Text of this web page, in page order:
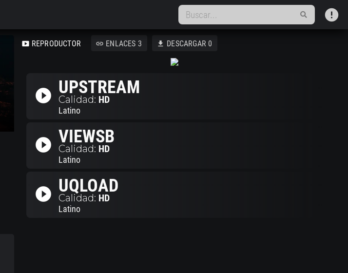
error
smart_display REPRODUCTOR link ENLACES 3 download DESCARGAR 0
play_circle_filled UPSTREAM
Calidad: HD
Latino
play_circle_filled VIEWSB
Calidad: HD
Latino
play_circle_filled UQLOAD
Calidad: HD
Latino